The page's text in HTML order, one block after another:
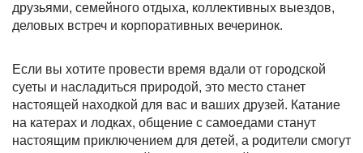
друзьями, семейного отдыха, коллективных выездов,
деловых встреч и корпоративных вечеринок.
Если вы хотите провести время вдали от городской
суеты и насладиться природой, это место станет
настоящей находкой для вас и ваших друзей. Катание
на катерах и лодках, общение с самоедами станут
настоящим приключением для детей, а родители смогут